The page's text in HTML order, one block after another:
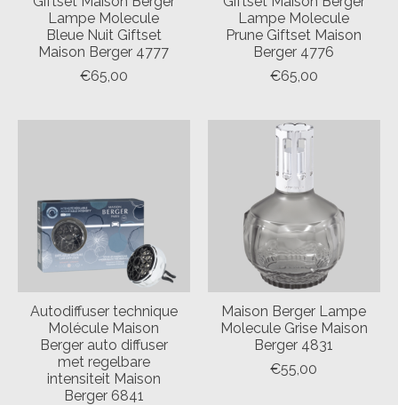
Lampe Molecule
Bleue Nuit Giftset
Maison Berger 4777
€65,00
Lampe Molecule
Prune Giftset Maison
Berger 4776
€65,00
Autodiffuser technique
Molécule Maison
Berger auto diffuser
met regelbare
intensiteit Maison
Berger 6841
Maison Berger Lampe
Molecule Grise Maison
Berger 4831
€55,00